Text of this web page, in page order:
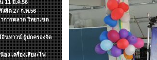
11 มี.ค.56
สิต 27 ก.พ.56
การตลาด วิทยาเขต
อินทาวน์ ผู้ปกครองจัด
ง เครื่องเสียง+ไฟ